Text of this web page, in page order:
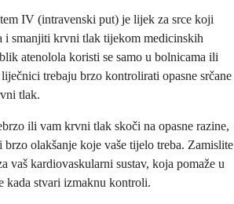
IV (intravenski put) je lijek za srce koji
i smanjiti krvni tlak tijekom medicinskih
atenolola koristi se samo u bolnicama ili
trebaju brzo kontrolirati opasne srčane
tlak.
ili vam krvni tlak skoči na opasne razine,
olakšanje koje vaše tijelo treba. Zamislite
vaš kardiovaskularni sustav, koja pomaže u
kada stvari izmaknu kontroli.